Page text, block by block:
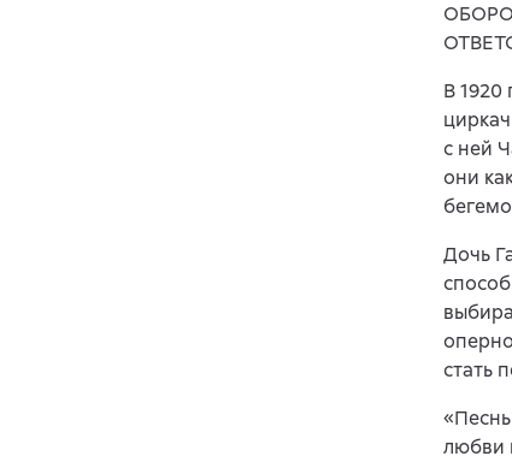
В 1920
с ней
они
Дочь
стать
любви